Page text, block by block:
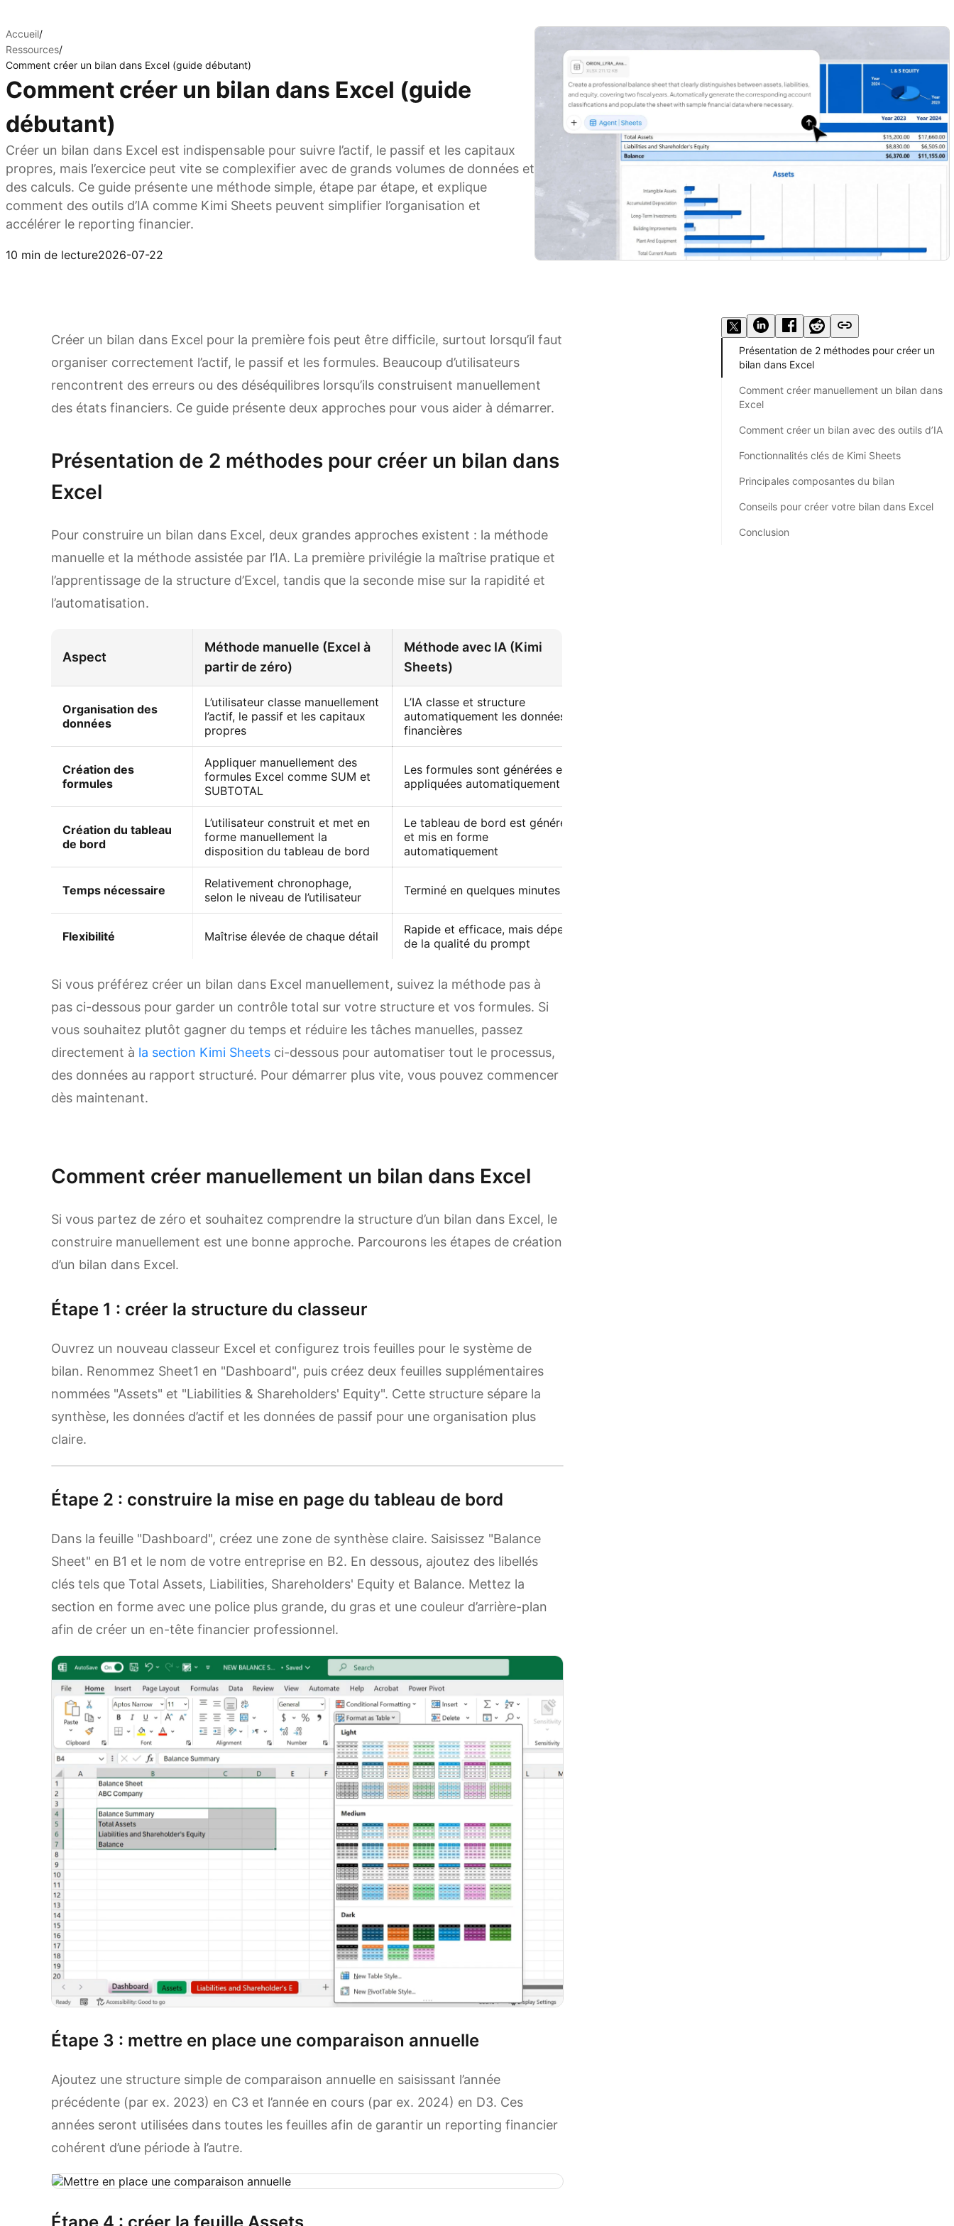
Accueil/
Ressources/
Comment créer un bilan dans Excel (guide débutant)
Comment créer un bilan dans Excel (guide
débutant)
Créer un bilan dans Excel est indispensable pour suivre l’actif, le passif et les capitaux
propres, mais l’exercice peut vite se complexifier avec de grands volumes de données et
des calculs. Ce guide présente une méthode simple, étape par étape, et explique
comment des outils d’IA comme Kimi Sheets peuvent simplifier l’organisation et
accélérer le reporting financier.
10 min de lecture2026-07-22
Créer un bilan dans Excel pour la première fois peut être difficile, surtout lorsqu’il faut
organiser correctement l’actif, le passif et les formules. Beaucoup d’utilisateurs
rencontrent des erreurs ou des déséquilibres lorsqu’ils construisent manuellement
des états financiers. Ce guide présente deux approches pour vous aider à démarrer.
Présentation de 2 méthodes pour créer un bilan dans
Excel
Pour construire un bilan dans Excel, deux grandes approches existent : la méthode
manuelle et la méthode assistée par l’IA. La première privilégie la maîtrise pratique et
l’apprentissage de la structure d’Excel, tandis que la seconde mise sur la rapidité et
l’automatisation.
Aspect
Méthode manuelle (Excel à
partir de zéro)
Méthode avec IA (Kimi
Sheets)
Organisation des
données
L’utilisateur classe manuellement
l’actif, le passif et les capitaux
propres
L’IA classe et structure
automatiquement les données
financières
Création des
formules
Appliquer manuellement des
formules Excel comme SUM et
SUBTOTAL
Les formules sont générées et
appliquées automatiquement
Création du tableau
de bord
L’utilisateur construit et met en
forme manuellement la
disposition du tableau de bord
Le tableau de bord est généré
et mis en forme
automatiquement
Temps nécessaire
Relativement chronophage,
selon le niveau de l’utilisateur
Terminé en quelques minutes
Flexibilité Maîtrise élevée de chaque détail
Rapide et efficace, mais dépend
de la qualité du prompt
Si vous préférez créer un bilan dans Excel manuellement, suivez la méthode pas à
pas ci-dessous pour garder un contrôle total sur votre structure et vos formules. Si
vous souhaitez plutôt gagner du temps et réduire les tâches manuelles, passez
directement à la section Kimi Sheets ci-dessous pour automatiser tout le processus,
des données au rapport structuré. Pour démarrer plus vite, vous pouvez commencer
dès maintenant.
Comment créer manuellement un bilan dans Excel
Si vous partez de zéro et souhaitez comprendre la structure d’un bilan dans Excel, le
construire manuellement est une bonne approche. Parcourons les étapes de création
d’un bilan dans Excel.
Étape 1 : créer la structure du classeur
Ouvrez un nouveau classeur Excel et configurez trois feuilles pour le système de
bilan. Renommez Sheet1 en "Dashboard", puis créez deux feuilles supplémentaires
nommées "Assets" et "Liabilities & Shareholders' Equity". Cette structure sépare la
synthèse, les données d’actif et les données de passif pour une organisation plus
claire.
Étape 2 : construire la mise en page du tableau de bord
Dans la feuille "Dashboard", créez une zone de synthèse claire. Saisissez "Balance
Sheet" en B1 et le nom de votre entreprise en B2. En dessous, ajoutez des libellés
clés tels que Total Assets, Liabilities, Shareholders' Equity et Balance. Mettez la
section en forme avec une police plus grande, du gras et une couleur d’arrière-plan
afin de créer un en-tête financier professionnel.
Étape 3 : mettre en place une comparaison annuelle
Ajoutez une structure simple de comparaison annuelle en saisissant l’année
précédente (par ex. 2023) en C3 et l’année en cours (par ex. 2024) en D3. Ces
années seront utilisées dans toutes les feuilles afin de garantir un reporting financier
cohérent d’une période à l’autre.
Présentation de 2 méthodes pour créer un
bilan dans Excel
Comment créer manuellement un bilan dans
Excel
Comment créer un bilan avec des outils d’IA
Fonctionnalités clés de Kimi Sheets
Principales composantes du bilan
Conseils pour créer votre bilan dans Excel
Conclusion